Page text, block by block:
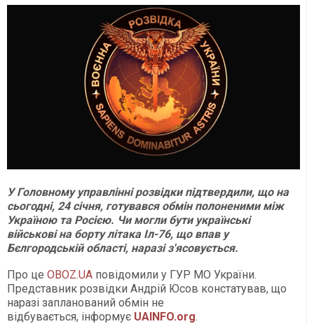
У Головному управлінні розвідки підтвердили, що на
сьогодні, 24 січня, готувався обмін полоненими між
Україною та Росією. Чи могли бути українські
військові на борту літака Іл-76, що впав у
Бєлгородській області, наразі з'ясовується.
Про це OBOZ.UA повідомили у ГУР МО України.
Представник розвідки Андрій Юсов констатував, що
наразі запланований обмін не
відбувається, інформує UAINFO.org.